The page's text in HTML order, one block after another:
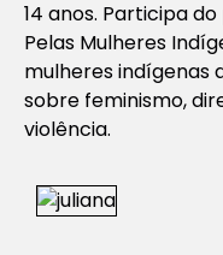
14 anos. Participa
Pelas Mulheres
mulheres indígenas
sobre feminismo,
violência.